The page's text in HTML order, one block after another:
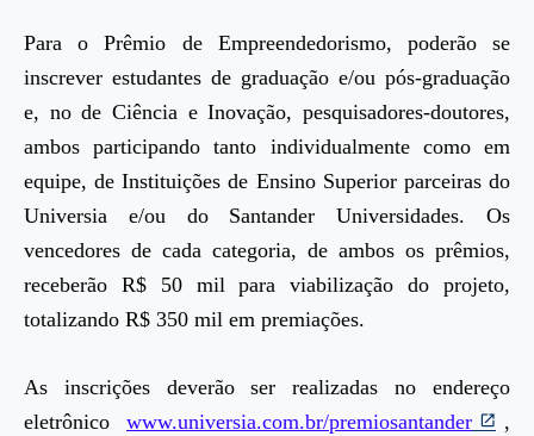
Para o Prêmio de Empreendedorismo, poderão se
inscrever estudantes de graduação e/ou pós-graduação
e, no de Ciência e Inovação, pesquisadores-doutores,
ambos participando tanto individualmente como em
equipe, de Instituições de Ensino Superior parceiras do
Universia e/ou do Santander Universidades. Os
vencedores de cada categoria, de ambos os prêmios,
receberão R$ 50 mil para viabilização do projeto,
totalizando R$ 350 mil em premiações.
As inscrições deverão ser realizadas no endereço
eletrônico www.universia.com.br/premiosantander
,